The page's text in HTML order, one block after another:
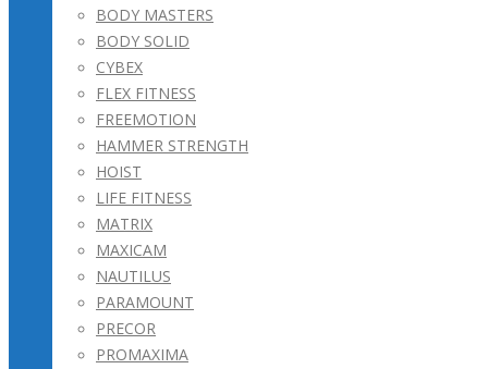
BODY MASTERS
BODY SOLID
CYBEX
FLEX FITNESS
FREEMOTION
HAMMER STRENGTH
HOIST
LIFE FITNESS
MATRIX
MAXICAM
NAUTILUS
PARAMOUNT
PRECOR
PROMAXIMA